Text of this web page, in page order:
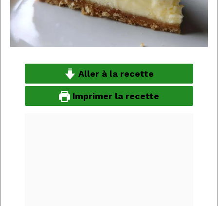
Aller à la recette
Imprimer la recette